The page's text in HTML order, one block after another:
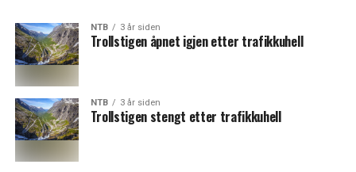
NTB 3 år siden
Trollstigen åpnet igjen etter trafikkuhell
NTB 3 år siden
Trollstigen stengt etter trafikkuhell